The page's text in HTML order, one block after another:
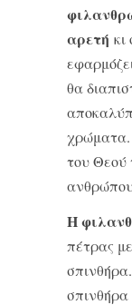
αρετή κι
θα
χρώματα.
του Θεού
Η
πέτρας
σπινθήρα